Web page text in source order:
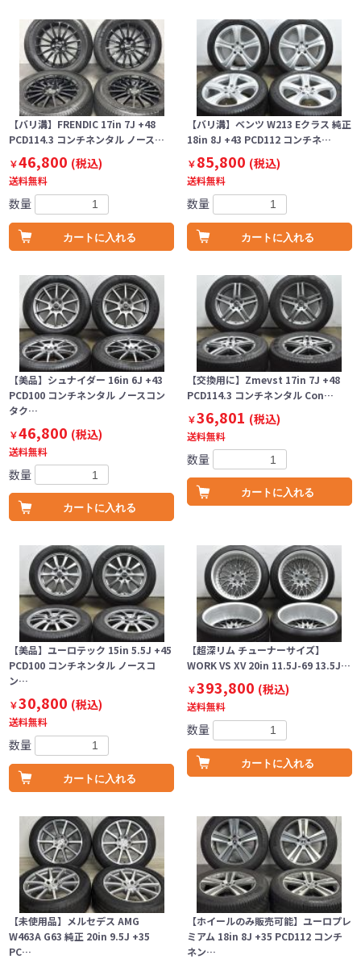
【バリ溝】FRENDIC 17in 7J +48
PCD114.3 コンチネンタル ノース…
￥46,800 (税込)
送料無料
数量
カートに入れる
【バリ溝】ベンツ W213 Eクラス 純正
18in 8J +43 PCD112 コンチネ…
￥85,800 (税込)
送料無料
数量
カートに入れる
【美品】シュナイダー 16in 6J +43
PCD100 コンチネンタル ノースコン
タク…
￥46,800 (税込)
送料無料
数量
カートに入れる
【交換用に】Zmevst 17in 7J +48
PCD114.3 コンチネンタル Con…
￥36,801 (税込)
送料無料
数量
カートに入れる
【美品】ユーロテック 15in 5.5J +45
PCD100 コンチネンタル ノースコ
ン…
￥30,800 (税込)
送料無料
数量
カートに入れる
【超深リム チューナーサイズ】
WORK VS XV 20in 11.5J-69 13.5J…
￥393,800 (税込)
送料無料
数量
カートに入れる
【未使用品】メルセデス AMG
W463A G63 純正 20in 9.5J +35
PC…
【ホイールのみ販売可能】ユーロプレ
ミアム 18in 8J +35 PCD112 コンチ
ネン…